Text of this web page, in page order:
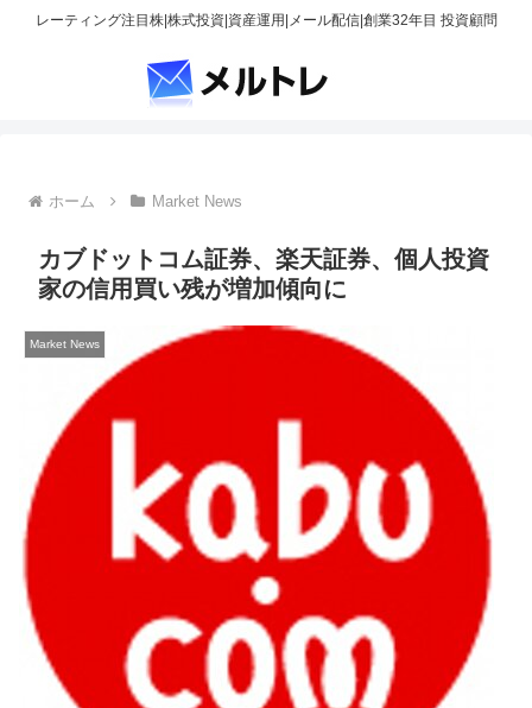
レーティング注目株|株式投資|資産運用|メール配信|創業32年目 投資顧問
ホーム Market News
カブドットコム証券、楽天証券、個人投資
家の信用買い残が増加傾向に
Market News